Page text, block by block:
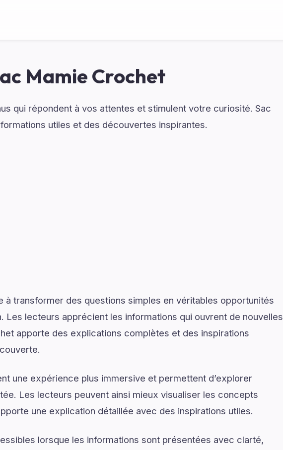
Mamie Crochet
qui répondent à vos attentes et stimulent votre curiosité. Sac
utiles et des découvertes inspirantes.
à transformer des questions simples en véritables opportunités
Les lecteurs apprécient les informations qui ouvrent de nouvelles
apporte des explications complètes et des inspirations
une expérience plus immersive et permettent d’explorer
Les lecteurs peuvent ainsi mieux visualiser les concepts
une explication détaillée avec des inspirations utiles.
lorsque les informations sont présentées avec clarté,